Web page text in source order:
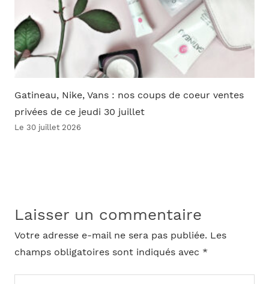
Gatineau, Nike, Vans : nos coups de coeur ventes
privées de ce jeudi 30 juillet
Le 30 juillet 2026
Laisser un commentaire
Votre adresse e-mail ne sera pas publiée. Les
champs obligatoires sont indiqués avec *